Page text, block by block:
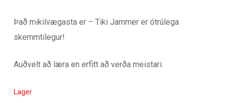
Það mikilvægasta er – Tiki Jammer er ótrúlega
skemmtilegur!
Auðvelt að læra en erfitt að verða meistari.
Lager